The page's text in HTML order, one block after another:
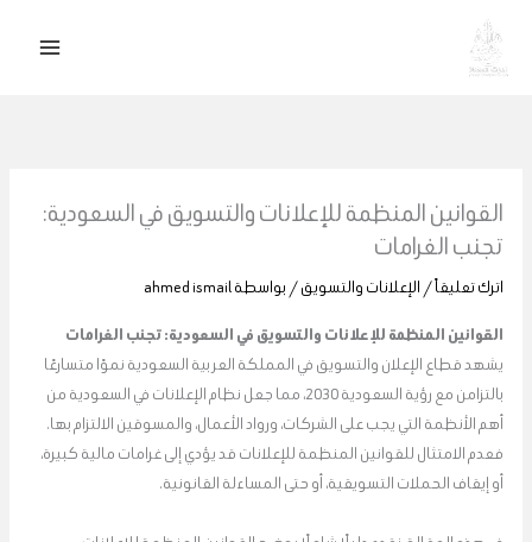
المحتوى
القوانين المنظمة للإعلانات والتسويق في السعودية:
تجنب الغرامات
اترك تعليقاً/ الإعلانات والتسويق/ بواسطةahmed ismail
القوانين المنظمة للإعلانات والتسويق في السعودية: تجنب الغرامات
يشهد قطاع الإعلان والتسويق في المملكة العربية السعودية نموًا متسارعًا
بالتزامن مع رؤية السعودية 2030، مما جعل نظام الإعلانات في السعودية من
أهم الأنظمة التي يجب على الشركات، ورواد الأعمال، والمسوقين الالتزام بها.
فعدم الامتثال للقوانين المنظمة للإعلانات قد يؤدي إلى غرامات مالية كبيرة،
أو إيقاف الحملات التسويقية، أو حتى المساءلة القانونية.